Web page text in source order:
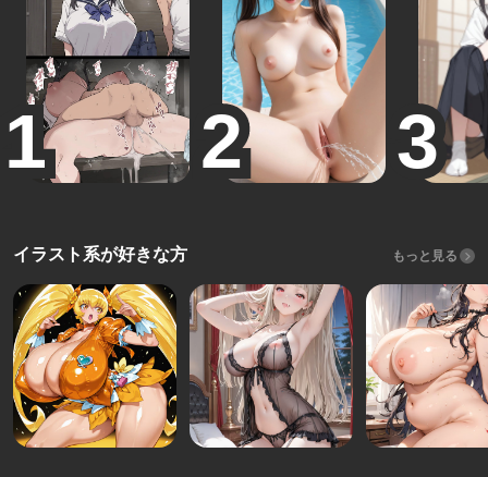
イラスト系が好きな方 もっと見る